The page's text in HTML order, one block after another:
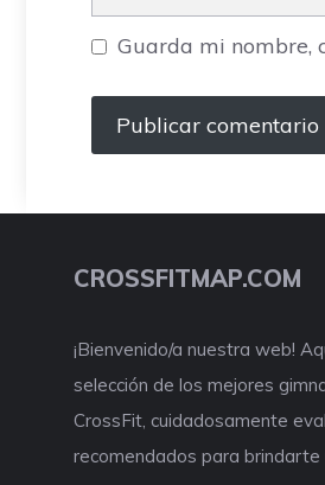
Guarda mi nombre,
CROSSFITMAP.COM
¡Bienvenido/a nuestra web!
selección de los mejores
CrossFit, cuidadosamente
recomendados para brindarte